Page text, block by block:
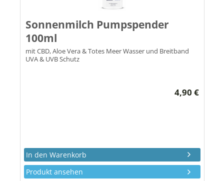
Sonnenmilch Pumpspender
100ml
mit CBD, Aloe Vera & Totes Meer Wasser und Breitband
UVA & UVB Schutz
4,90 €
Produkt ansehen